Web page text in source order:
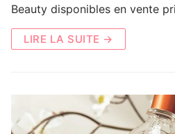
Beauty disponibles en vente
LIRE LA SUITE →